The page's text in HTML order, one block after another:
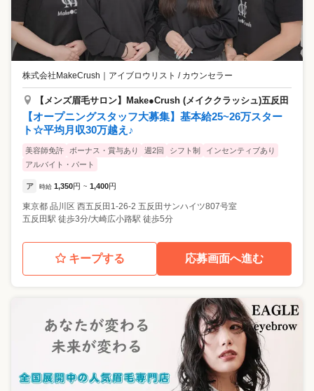
株式会社MakeCrush アイブロウリスト / カウンセラー
【メンズ眉毛サロン】Make●Crush (メイククラッシュ)五反田
【オープニングスタッフ大募集】基本給25~26万スター
ト☆平均月収30万越え♪
美容師免許 ボーナス・賞与あり 週2回 シフト制
インセンティブあり
アルバイト・パート
ア 時給 1,350円 ~ 1,400円
東京都 品川区 西五反田1-26-2 五反田サンハイツ807号室
五反田駅 徒歩3分/大崎広小路駅 徒歩5分
キープする 応募画面へ進む